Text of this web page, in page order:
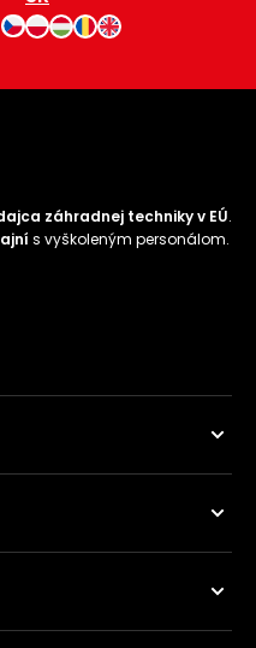
záhradnej techniky v EÚ.
s vyškoleným personálom.